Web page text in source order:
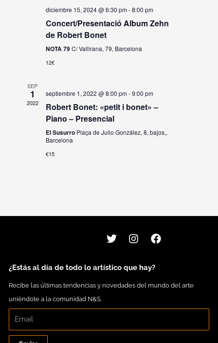
diciembre 15, 2024 @ 6:30 pm-8:00 pm
Concert/Presentació Album Zehn
de Robert Bonet
NOTA 79C/ Vallirana, 79, Barcelona
12€
SEP
1
2022
septiembre 1, 2022 @ 8:00 pm-9:00 pm
Robert Bonet: «petit i bonet» –
Piano – Presencial
El Susurro Plaça de Julio González, 8, bajos,,
Barcelona
€15
i
e
r
s
g
r
a
c
o
¿Estás al día de todo lo artístico que hay?
Recibe las últimas tendencias y novedades del mundo del arte
uniéndote a la comunidad N&S.